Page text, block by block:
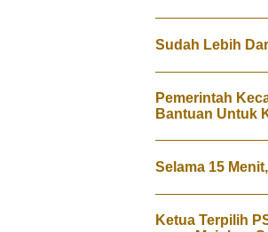
Sudah Lebih
Pemerintah
Bantuan Untuk
Selama 15
Ketua Terpilih